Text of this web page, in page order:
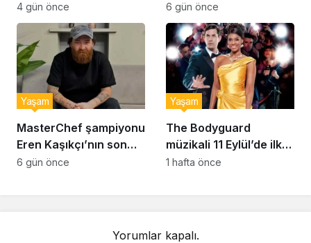
hayatını kaybetti
4 gün önce
sessizliğini bozdu: ‘İsim
bulmak çok zor’
6 gün önce
MasterChef şampiyonu
Eren Kaşıkçı’nın son
anlarındaki kahreden
Yaşam
6 gün önce
The Bodyguard
müzikali 11 Eylül’de ilk
kez Türkiye’de
Yaşam
1 hafta önce
Yorumlar kapalı.